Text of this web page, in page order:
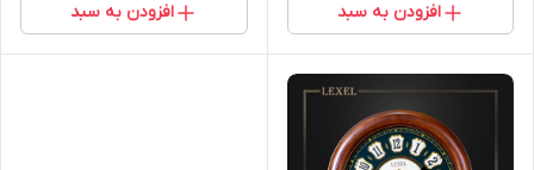
افزودن به سبد افزودن به سبد